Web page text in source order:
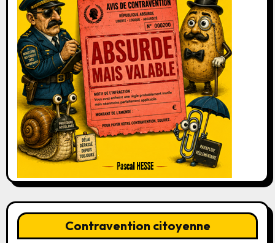
Contravention citoyenne